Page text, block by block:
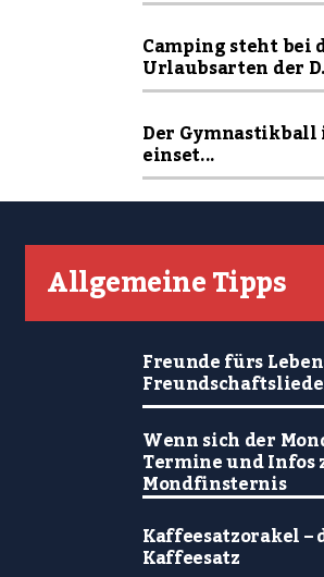
Camping steht bei
Urlaubsarten der
Der
einset...
Allgemeine Tipps
Freunde fürs
Wenn sich der
Termine und Infos
Mondfinsternis
Kaffeesatzorakel
Kaffeesatz